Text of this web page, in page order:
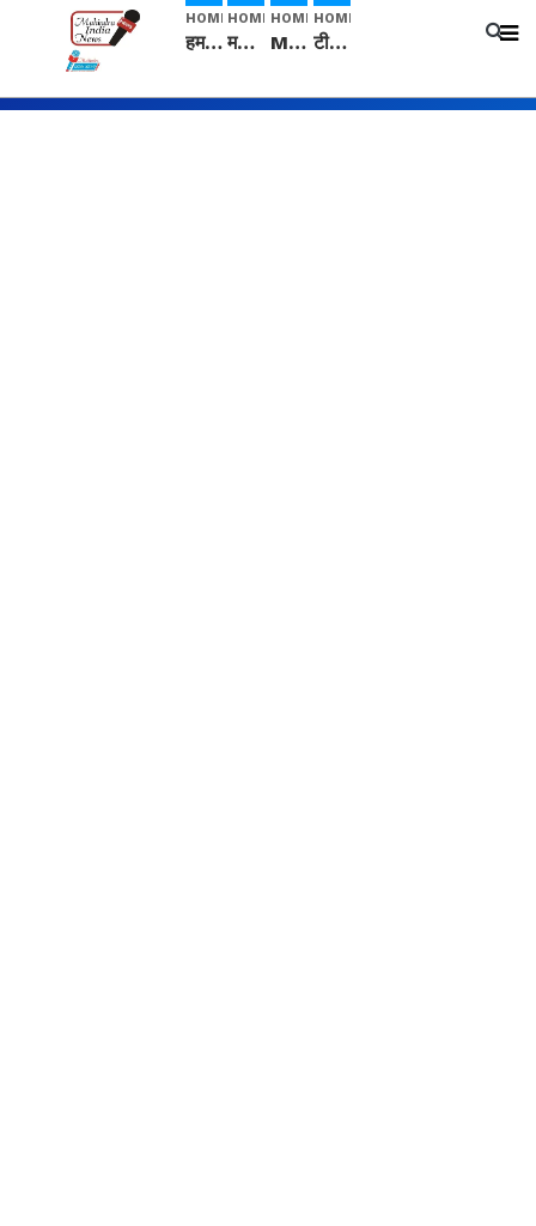
HOME
हम सनातनी..." सांसद kangana Ranaut से क्या बोली लड़की? Viral Jantar-Mantar | CJP protest
HOME
मनीषा हत्याकांड: हत्या, आत्महत्या या कोई बड़ा राज? | Full Story | Josh Haryana
HOME
Mangalsutra: हिंदू धर्म में शादी के बाद मंगलसूत्र क्यों पहनती है महिलाएं, किसने शुरु की ये परंपरा
HOME
टीम बीकेई ने एग्रीकल्चर ग्रेड की यूरिया खाद गट्टों में बदलकर टेक्निकल ग्रेड में बेचने वालों पर करवाई कार्रवाई: लखविंदर सिंह औलख